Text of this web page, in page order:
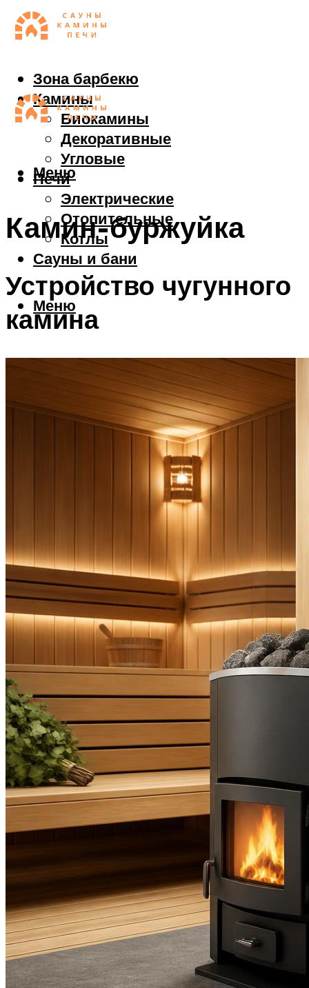
Зона барбекю
Камины
Биокамины
Декоративные
Угловые
Печи
Электрические
Отопительные
Котлы
Сауны и бани
Меню
Меню
Камин-буржуйка
Устройство чугунного
камина